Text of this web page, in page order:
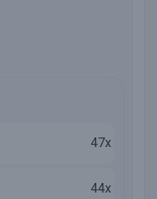
47x
44x